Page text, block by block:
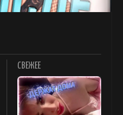
СВЕЖЕЕ